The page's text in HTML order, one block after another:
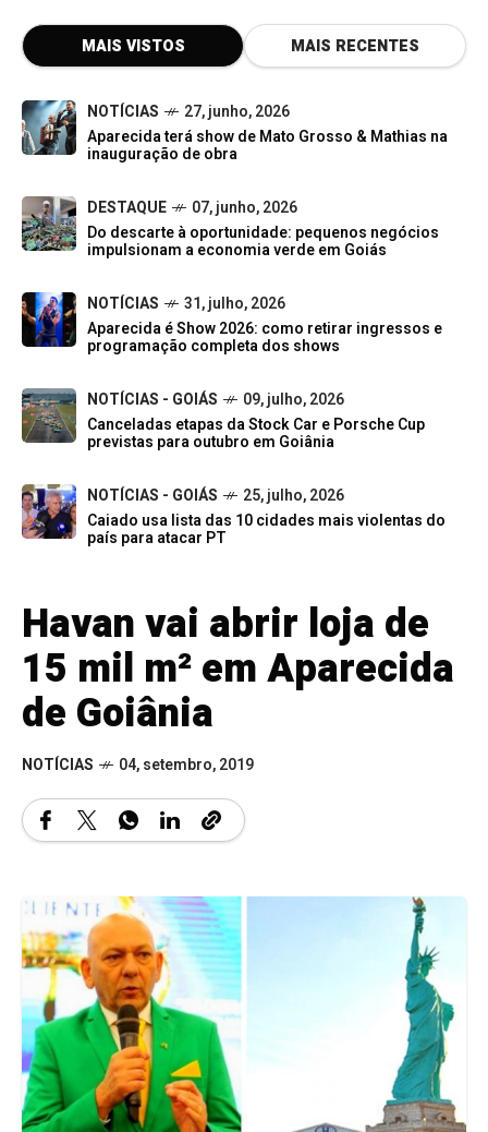
MAIS VISTOS MAIS RECENTES
NOTÍCIAS
27, junho, 2026
Aparecida terá show de Mato Grosso & Mathias na
inauguração de obra
DESTAQUE
07, junho, 2026
Do descarte à oportunidade: pequenos negócios
impulsionam a economia verde em Goiás
NOTÍCIAS
31, julho, 2026
Aparecida é Show 2026: como retirar ingressos e
programação completa dos shows
NOTÍCIAS - GOIÁS
09, julho, 2026
Canceladas etapas da Stock Car e Porsche Cup
previstas para outubro em Goiânia
NOTÍCIAS - GOIÁS
25, julho, 2026
Caiado usa lista das 10 cidades mais violentas do
país para atacar PT
Havan vai abrir loja de
15 mil m² em Aparecida
de Goiânia
NOTÍCIAS 04, setembro, 2019